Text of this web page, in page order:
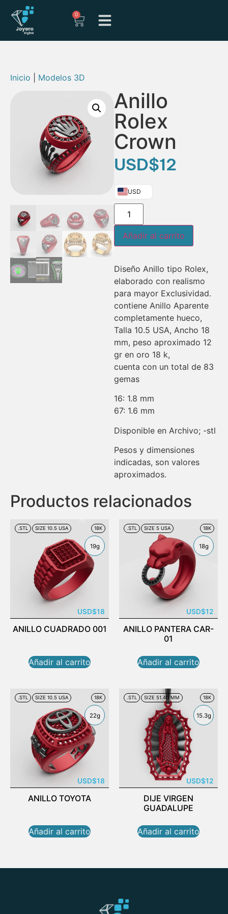
0
Inicio Modelos 3D
Anillo
Rolex
Crown
USD$12
USD
Añadir al carrito
Diseño Anillo tipo Rolex,
elaborado con realismo
para mayor Exclusividad.
contiene Anillo Aparente
completamente hueco,
Talla 10.5 USA, Ancho 18
mm, peso aproximado 12
gr en oro 18 k,
cuenta con un total de 83
gemas
16: 1.8 mm
67: 1.6 mm
Disponible en Archivo; -stl
Pesos y dimensiones
indicadas, son valores
aproximados.
Productos relacionados
.STL SIZE 10.5 USA 18K
19g
USD$18
ANILLO CUADRADO 001
Añadir al carrito
.STL SIZE 5 USA 18K
18g
USD$12
ANILLO PANTERA CAR-
01
Añadir al carrito
.STL SIZE 10.5 USA 18K
22g
USD$18
ANILLO TOYOTA
Añadir al carrito
.STL SIZE 51.40 MM 18K
15.3g
USD$12
DIJE VIRGEN
GUADALUPE
Añadir al carrito